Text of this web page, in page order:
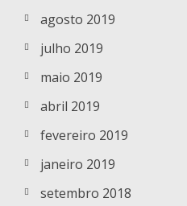
agosto 2019
julho 2019
maio 2019
abril 2019
fevereiro 2019
janeiro 2019
setembro 2018